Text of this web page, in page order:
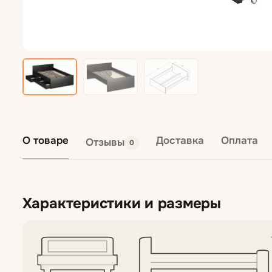
О товаре Отзывы 0 Доставка Оплата
Характеристики и размеры